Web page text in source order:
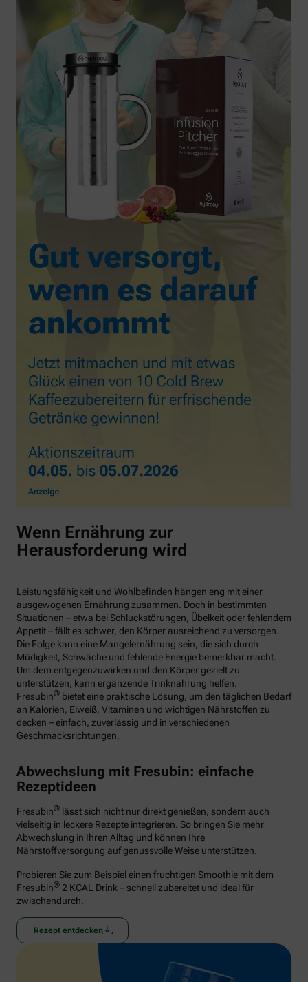
Wenn Ernährung zur
Herausforderung wird
Leistungsfähigkeit und Wohlbefinden hängen eng mit einer
ausgewogenen Ernährung zusammen. Doch in bestimmten
Situationen – etwa bei Schluckstörungen, Übelkeit oder fehlendem
Appetit – fällt es schwer, den Körper ausreichend zu versorgen.
Die Folge kann eine Mangelernährung sein, die sich durch
Müdigkeit, Schwäche und fehlende Energie bemerkbar macht.
Um dem entgegenzuwirken und den Körper gezielt zu
unterstützen, kann ergänzende Trinknahrung helfen.
Fresubin® bietet eine praktische Lösung, um den täglichen Bedarf
an Kalorien, Eiweiß, Vitaminen und wichtigen Nährstoffen zu
decken – einfach, zuverlässig und in verschiedenen
Geschmacksrichtungen.
Abwechslung mit Fresubin: einfache
Rezeptideen
Fresubin® lässt sich nicht nur direkt genießen, sondern auch
vielseitig in leckere Rezepte integrieren. So bringen Sie mehr
Abwechslung in Ihren Alltag und können Ihre
Nährstoffversorgung auf genussvolle Weise unterstützen.
Probieren Sie zum Beispiel einen fruchtigen Smoothie mit dem
Fresubin® 2 KCAL Drink – schnell zubereitet und ideal für
zwischendurch.
Rezept entdecken